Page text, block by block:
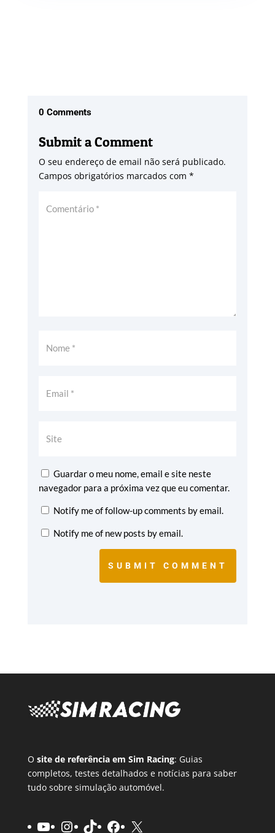
0 Comments
Submit a Comment
O seu endereço de email não será publicado.
Campos obrigatórios marcados com *
Guardar o meu nome, email e site neste
navegador para a próxima vez que eu comentar.
Notify me of follow-up comments by email.
Notify me of new posts by email.
SUBMIT COMMENT
O site de referência em Sim Racing: Guias
completos, testes detalhados e notícias para saber
tudo sobre simulação automóvel.
YouTube
Instagram
TikTokFacebook
X